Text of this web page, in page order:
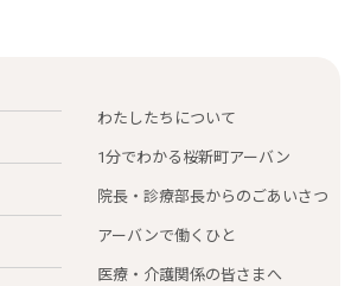
わたしたちについて
1分でわかる桜新町アーバン
院長・診療部長からのごあいさつ
アーバンで働くひと
医療・介護関係の皆さまへ